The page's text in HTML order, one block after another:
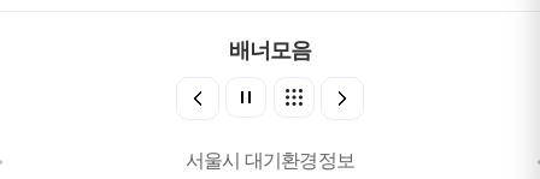
배너모음
서울시 대기환경정보